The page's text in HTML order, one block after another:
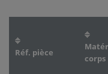
Réf. pièce
corps